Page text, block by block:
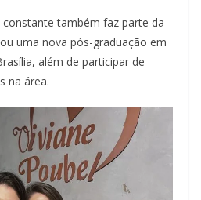
também faz parte da
uma nova pós-graduação em
além de participar de
na área.